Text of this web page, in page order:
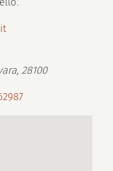
, 28100